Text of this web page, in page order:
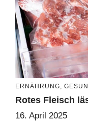
ERNÄHRUNG,
Rotes Fleisch
16. April 2025